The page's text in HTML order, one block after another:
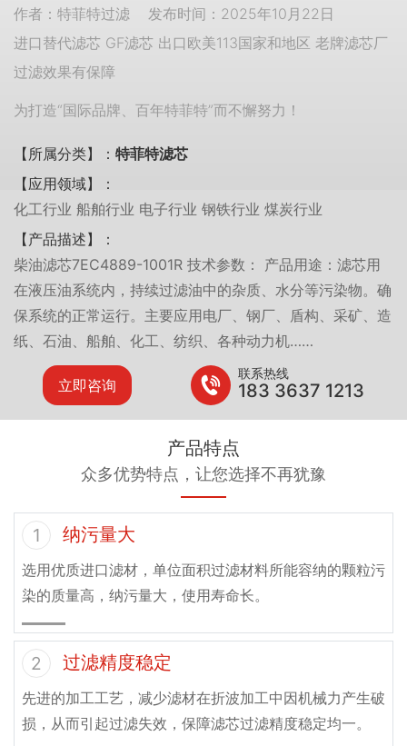
作者：特菲特过滤 发布时间：2025年10月22日
进口替代滤芯 GF滤芯 出口欧美113国家和地区 老牌滤芯厂
过滤效果有保障
为打造“国际品牌、百年特菲特”而不懈努力！
【所属分类】： 特菲特滤芯
【应用领域】：
化工行业 船舶行业 电子行业 钢铁行业 煤炭行业
【产品描述】：
柴油滤芯7EC4889-1001R 技术参数： 产品用途：滤芯用
在液压油系统内，持续过滤油中的杂质、水分等污染物。确
保系统的正常运行。主要应用电厂、钢厂、盾构、采矿、造
纸、石油、船舶、化工、纺织、各种动力机……
立即咨询
联系热线
183 3637 1213
产品特点
众多优势特点，让您选择不再犹豫
1 纳污量大
选用优质进口滤材，单位面积过滤材料所能容纳的颗粒污
染的质量高，纳污量大，使用寿命长。
2 过滤精度稳定
先进的加工工艺，减少滤材在折波加工中因机械力产生破
损，从而引起过滤失效，保障滤芯过滤精度稳定均一。